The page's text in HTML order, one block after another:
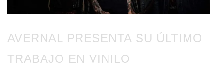
AVERNAL PRESENTA SU ÚLTIMO
TRABAJO EN VINILO